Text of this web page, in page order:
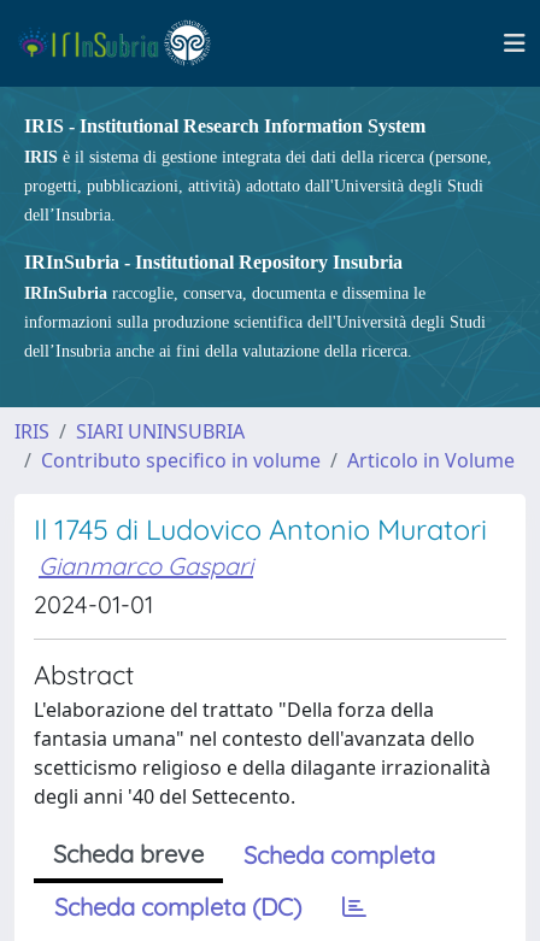
IRIS - Institutional Research Information System
IRIS è il sistema di gestione integrata dei dati della ricerca (persone,
progetti, pubblicazioni, attività) adottato dall'Università degli Studi
dell’Insubria.
IRInSubria - Institutional Repository Insubria
IRInSubria raccoglie, conserva, documenta e dissemina le
informazioni sulla produzione scientifica dell'Università degli Studi
dell’Insubria anche ai fini della valutazione della ricerca.
IRIS
SIARI UNINSUBRIA
Contributo specifico in volume
Articolo in Volume
Il 1745 di Ludovico Antonio Muratori
Gianmarco Gaspari
2024-01-01
Abstract
L'elaborazione del trattato "Della forza della
fantasia umana" nel contesto dell'avanzata dello
scetticismo religioso e della dilagante irrazionalità
degli anni '40 del Settecento.
Scheda breve
Scheda completa
Scheda completa (DC)